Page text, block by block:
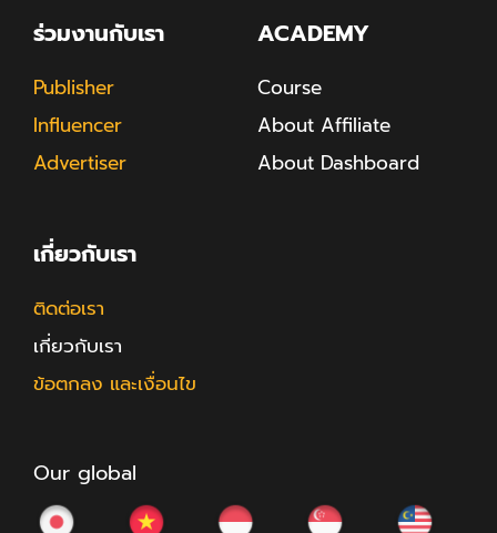
ร่วมงานกับเรา
Publisher
Influencer
Advertiser
ACADEMY
Course
About Affiliate
About Dashboard
เกี่ยวกับเรา
ติดต่อเรา
เกี่ยวกับเรา
ข้อตกลง และเงื่อนไข
Our global